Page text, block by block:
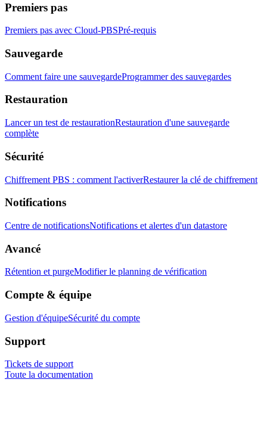
Premiers pas
Premiers pas avec Cloud-PBSPré-requis
Sauvegarde
Comment faire une sauvegardeProgrammer des sauvegardes
Restauration
Lancer un test de restaurationRestauration d'une sauvegarde
complète
Sécurité
Chiffrement PBS : comment l'activerRestaurer la clé de chiffrement
Notifications
Centre de notificationsNotifications et alertes d'un datastore
Avancé
Rétention et purgeModifier le planning de vérification
Compte & équipe
Gestion d'équipeSécurité du compte
Support
Tickets de support
Toute la documentation